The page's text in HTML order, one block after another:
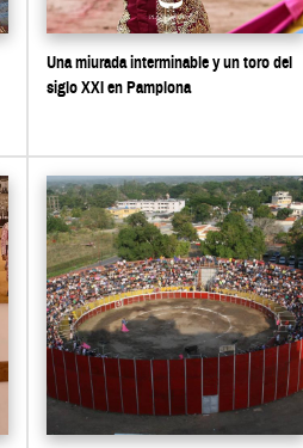
Una miurada interminable y un toro del
siglo XXI en Pamplona